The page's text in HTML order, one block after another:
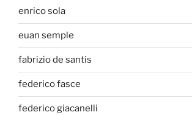
enrico sola
euan semple
fabrizio de santis
federico fasce
federico giacanelli